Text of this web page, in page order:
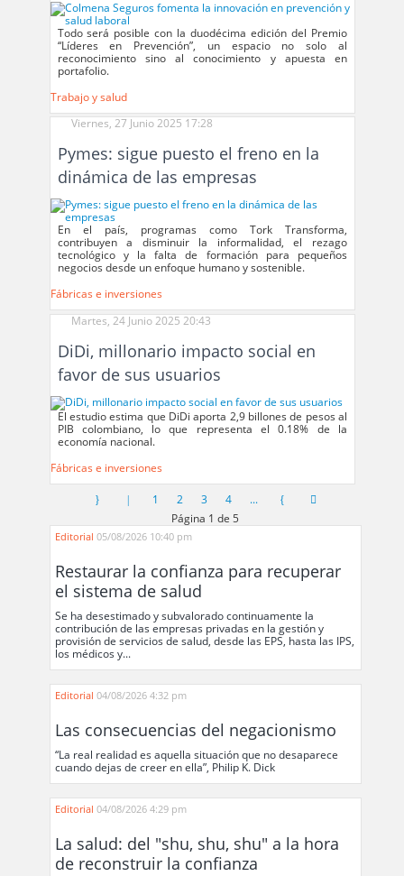
Todo será posible con la duodécima edición del Premio
“Líderes en Prevención”, un espacio no solo al
reconocimiento sino al conocimiento y apuesta en
portafolio.
Trabajo y salud
Viernes, 27 Junio 2025 17:28
Pymes: sigue puesto el freno en la
dinámica de las empresas
En el país, programas como Tork Transforma,
contribuyen a disminuir la informalidad, el rezago
tecnológico y la falta de formación para pequeños
negocios desde un enfoque humano y sostenible.
Fábricas e inversiones
Martes, 24 Junio 2025 20:43
DiDi, millonario impacto social en
favor de sus usuarios
El estudio estima que DiDi aporta 2,9 billones de pesos al
PIB colombiano, lo que representa el 0.18% de la
economía nacional.
Fábricas e inversiones
1 2 3 4
...
Página 1 de 5
Editorial 05/08/2026 10:40 pm
Restaurar la confianza para recuperar
el sistema de salud
Se ha desestimado y subvalorado continuamente la
contribución de las empresas privadas en la gestión y
provisión de servicios de salud, desde las EPS, hasta las IPS,
los médicos y...
Editorial 04/08/2026 4:32 pm
Las consecuencias del negacionismo
“La real realidad es aquella situación que no desaparece
cuando dejas de creer en ella”, Philip K. Dick
Editorial 04/08/2026 4:29 pm
La salud: del "shu, shu, shu" a la hora
de reconstruir la confianza